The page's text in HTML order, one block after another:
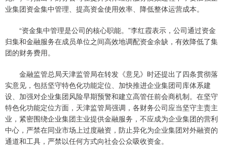
业集团资金集中管理、提高资金使用效率、降低整体运营成本。
“资金集中管理是公司的核心职能。”李红霞表示，公司通过资金
归集和金融服务在成员单位之间高效地调配资金余缺，有效降低了集
团的财务费用。
金融监管总局天津监管局在转发《意见》时还提出了四条贯彻落
实意见，包括坚守特色化功能定位、加快推进企业集团司库体系建
设、加强对企业集团风险早期预警和建立高管任前会商机制。在坚守
特色化功能定位方面，天津监管局强调，各财务公司应当坚守主责主
业，紧密围绕企业集团主业提供金融服务，不应成为企业集团的营利
中心，严禁在同业市场上过度融资，防止异化为企业集团对外融资的
通道和工具，严禁以任何方式向社会公众吸收资金。